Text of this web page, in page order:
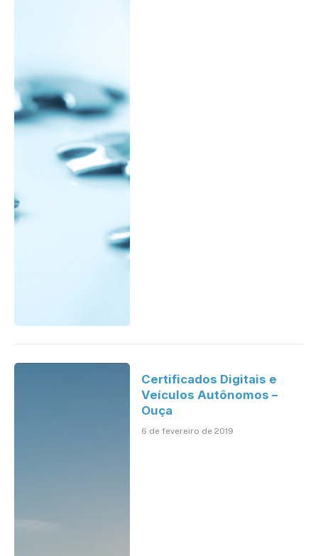
Certificados Digitais e
Veículos Autônomos –
Ouça
6 de fevereiro de 2019